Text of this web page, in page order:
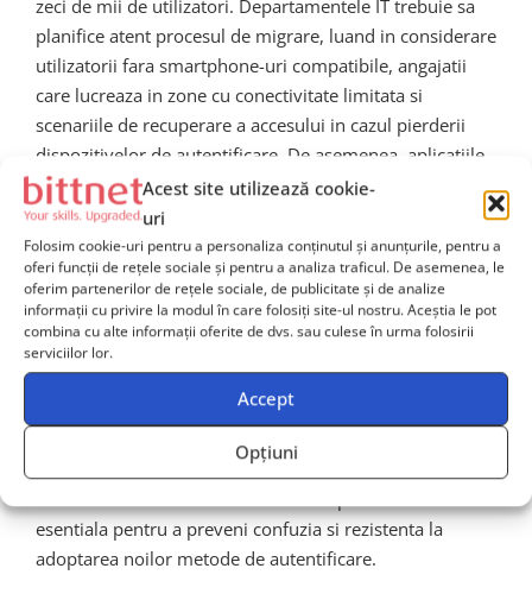
Acest site utilizează cookie-
uri
Folosim cookie-uri pentru a personaliza conținutul și anunțurile, pentru a
oferi funcții de rețele sociale și pentru a analiza traficul. De asemenea, le
oferim partenerilor de rețele sociale, de publicitate și de analize
informații cu privire la modul în care folosiți site-ul nostru. Aceștia le pot
combina cu alte informații oferite de dvs. sau culese în urma folosirii
serviciilor lor.
Accept
Opțiuni
zeci de mii de utilizatori. Departamentele IT trebuie sa
planifice atent procesul de migrare, luand in considerare
utilizatorii fara smartphone-uri compatibile, angajatii
care lucreaza in zone cu conectivitate limitata si
scenariile de recuperare a accesului in cazul pierderii
dispozitivelor de autentificare. De asemenea, aplicatiile
legacy care suporta doar autentificarea prin SMS sau
prin metode mai vechi vor trebui evaluate si potentiala
actualizate sau inlocuite.
Un alt aspect critic il reprezinta educatia utilizatorilor
si gestionarea schimbarii . Multe organizatii au investit
in programe de constientizare a securitatii care au inclus
autentificarea prin SMS ca exemplu de buna practica.
Mesajul acum trebuie actualizat pentru a reflecta noile
schimbare considerata sigura in trecut este acum
esentiala pentru a preveni confuzia si rezistenta la
adoptarea noilor metode de autentificare.